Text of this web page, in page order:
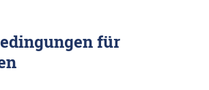
für